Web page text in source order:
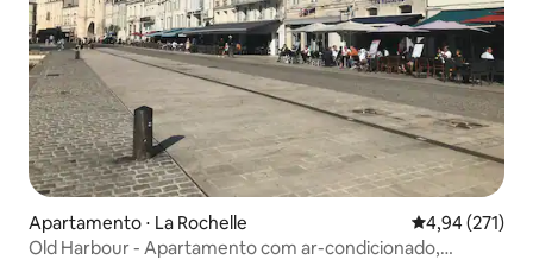
Apartamento ⋅ La Rochelle 4,94 de uma
4,94 (271)
Old Harbour - Apartamento com ar-condicionado,